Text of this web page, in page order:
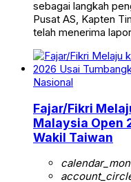
sebagai langkah
Pusat AS, Kapten
telah menerima
Nasional
Fajar/Fikri
Malaysia Open
Wakil Taiwan